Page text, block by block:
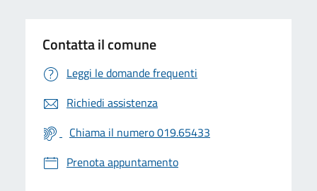
Contatta il comune
Leggi le domande frequenti
Richiedi assistenza
Chiama il numero 019.65433
Prenota appuntamento